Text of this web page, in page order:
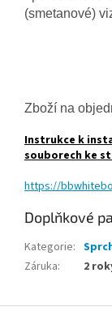
(smetanové)
Zboží na
Instrukce k
souborech ke
https://
Doplňkové
Kategorie:
Záruka: 2